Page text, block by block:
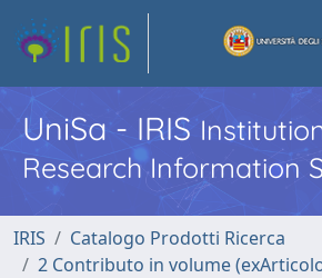
UniSa - IRIS
Research Information
IRIS
Catalogo Prodotti Ricerca
2 Contributo in volume